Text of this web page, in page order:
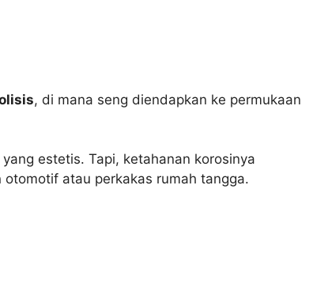
, di mana seng diendapkan ke permukaan
estetis. Tapi, ketahanan korosinya
atau perkakas rumah tangga.